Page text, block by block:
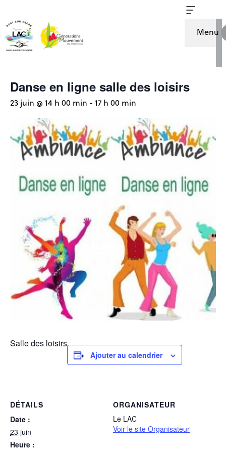
Menu
« Tous les Évènements
Danse en ligne salle des loisirs
23 juin @ 14 h 00 min - 17 h 00 min
Salle des loisirs
Ajouter au calendrier
DÉTAILS
Date :
23 juin
Heure :
ORGANISATEUR
Le LAC
Voir le site Organisateur